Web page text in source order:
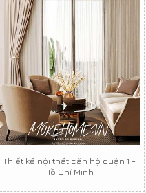
Thiết kế nội thất căn hộ quận 1 -
Hồ Chí Minh